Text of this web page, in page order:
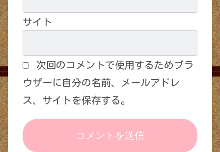
サイト
次回のコメントで使用するためブラ
ウザーに自分の名前、メールアドレ
ス、サイトを保存する。